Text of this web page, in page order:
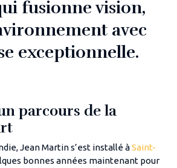
fusionne vision,
avec
exceptionnelle.
parcours de la
Jean Martin s’est installé àSaint-
bonnes années maintenant pour